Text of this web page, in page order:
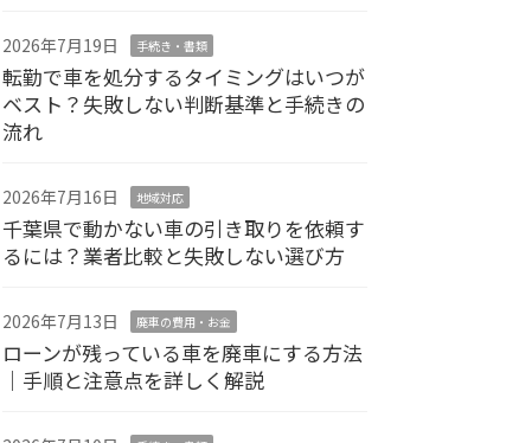
2026年7月19日 手続き・書類
転勤で車を処分するタイミングはいつが
ベスト？失敗しない判断基準と手続きの
流れ
2026年7月16日 地域対応
千葉県で動かない車の引き取りを依頼す
るには？業者比較と失敗しない選び方
2026年7月13日 廃車の費用・お金
ローンが残っている車を廃車にする方法
｜手順と注意点を詳しく解説